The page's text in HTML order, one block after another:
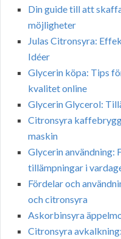
Din guide till att
möjligheter
Julas Citronsyra:
Idéer
Glycerin köpa: Tips
kvalitet online
Glycerin Glycerol:
Citronsyra
maskin
Glycerin användning:
tillämpningar i
Fördelar och
och citronsyra
Askorbinsyra
Citronsyra